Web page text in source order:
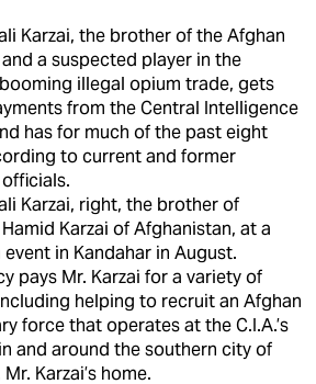
Karzai, the brother of the Afghan
a suspected player in the
illegal opium trade, gets
from the Central Intelligence
has for much of the past eight
to current and former
Karzai, right, the brother of
Karzai of Afghanistan, at a
in Kandahar in August.
pays Mr. Karzai for a variety of
helping to recruit an Afghan
force that operates at the C.I.A.’s
and around the southern city of
Karzai’s home.